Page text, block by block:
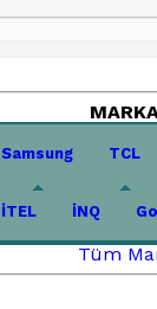
Samsung TCL
İTEL İNQ
Tüm